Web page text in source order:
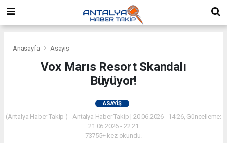
Anasayfa Asayiş
Vox Marıs Resort Skandalı
Büyüyor!
ASAYIŞ
(Antalya Haber Takip ) - Antalya Haber Takip | 20.06.2026 - 14:26, Güncelleme:
21.06.2026 - 22:21
73755+ kez okundu.